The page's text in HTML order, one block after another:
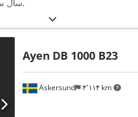
سال,
Askersund ۴٬۱۱۴ km
Ayen DB 1000 B23